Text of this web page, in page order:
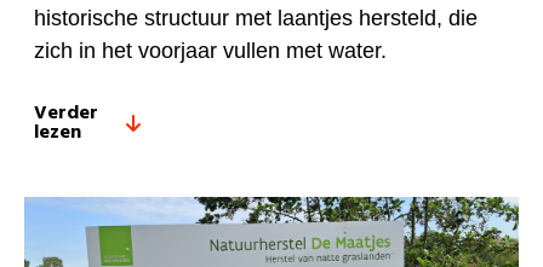
historische structuur met laantjes hersteld, die
zich in het voorjaar vullen met water.
Verder
lezen